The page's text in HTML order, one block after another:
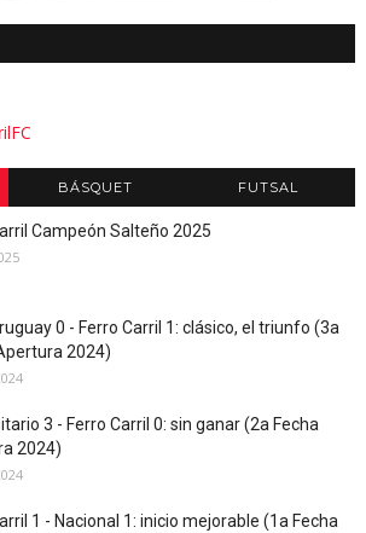
BÁSQUET FUTSAL
Campeón Salteño 2025
0 - Ferro Carril 1: clásico, el triunfo (3a
2024)
3 - Ferro Carril 0: sin ganar (2a Fecha
2024)
1 - Nacional 1: inicio mejorable (1a Fecha